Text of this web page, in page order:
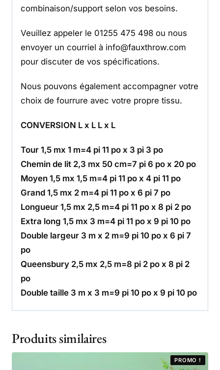
combinaison/support selon vos besoins.
Veuillez appeler le 01255 475 498 ou nous
envoyer un courriel à info@fauxthrow.com
pour discuter de vos spécifications.
Nous pouvons également accompagner votre
choix de fourrure avec votre propre tissu.
CONVERSION L x L L x L
Tour 1,5 mx 1 m=4 pi 11 po x 3 pi 3 po
Chemin de lit 2,3 mx 50 cm=7 pi 6 po x 20 po
Moyen 1,5 mx 1,5 m=4 pi 11 po x 4 pi 11 po
Grand 1,5 mx 2 m=4 pi 11 po x 6 pi 7 po
Longueur 1,5 mx 2,5 m=4 pi 11 po x 8 pi 2 po
Extra long 1,5 mx 3 m=4 pi 11 po x 9 pi 10 po
Double largeur 3 m x 2 m=9 pi 10 po x 6 pi 7
po
Queensbury 2,5 mx 2,5 m=8 pi 2 po x 8 pi 2
po
Double taille 3 m x 3 m=9 pi 10 po x 9 pi 10 po
Produits similaires
PROMO !